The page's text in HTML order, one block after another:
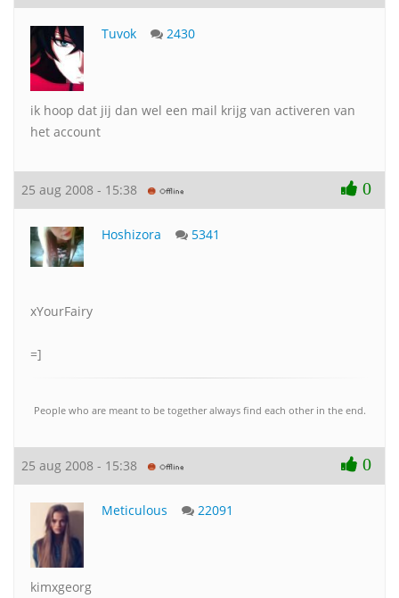
Tuvok 2430
ik hoop dat jij dan wel een mail krijg van activeren van
het account
25 aug 2008 - 15:38 0
Hoshizora 5341
xYourFairy
=]
People who are meant to be together always find each other in the end.
25 aug 2008 - 15:38 0
Meticulous 22091
kimxgeorg